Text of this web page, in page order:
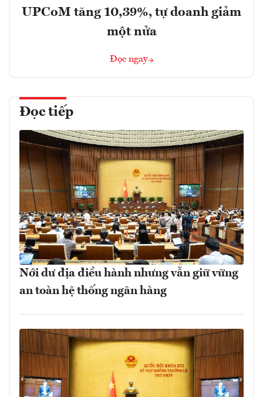
UPCoM tăng 10,39%, tự doanh giảm
một nửa
Đọc ngay
Đọc tiếp
Nới dư địa điều hành nhưng vẫn giữ vững
an toàn hệ thống ngân hàng